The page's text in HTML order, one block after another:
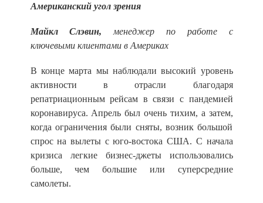
Американский угол зрения
Майкл Слэвин,
менеджер по работе с
ключевыми клиентами в Америках
В конце марта мы наблюдали высокий уровень
активности в отрасли благодаря
репатриационным рейсам в связи с пандемией
коронавируса. Апрель был очень тихим, а затем,
когда ограничения были сняты, возник большой
спрос на вылеты с юго-востока США. С начала
кризиса легкие бизнес-джеты использовались
больше, чем большие или суперсредние
самолеты.